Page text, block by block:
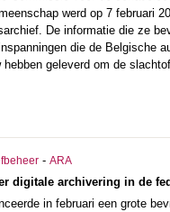
werd op 7 februari
De informatie die ze
die de Belgische
hebben geleverd om de
- ARA
digitale archivering in de
in februari een grote